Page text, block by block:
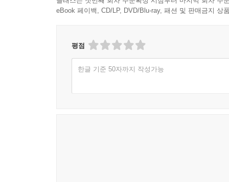
eBook 페이백, CD/LP, DVD/Blu-ray, 패션 및 판매금지 상
평점
한글 기준 50자까지 작성가능